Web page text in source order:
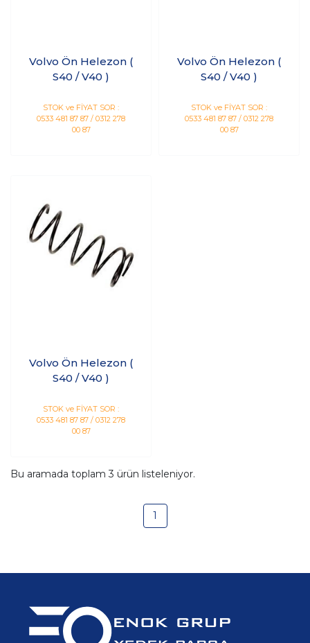
Volvo Ön Helezon (
S40 / V40 )
STOK ve FİYAT SOR :
0533 481 87 87 / 0312 278
00 87
Volvo Ön Helezon (
S40 / V40 )
STOK ve FİYAT SOR :
0533 481 87 87 / 0312 278
00 87
Volvo Ön Helezon (
S40 / V40 )
STOK ve FİYAT SOR :
0533 481 87 87 / 0312 278
00 87
Bu aramada toplam3 ürün listeleniyor.
1